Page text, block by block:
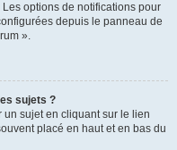
options de notifications pour
depuis le panneau de
».
sujets ?
sujet en cliquant sur le lien
placé en haut et en bas du